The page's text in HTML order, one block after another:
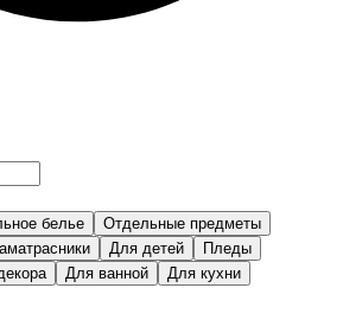
белье
Отдельные предметы
Для детей
Пледы
Для ванной
Для кухни